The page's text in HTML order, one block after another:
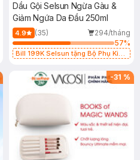
Dầu Gội Selsun Ngừa Gàu &
Giảm Ngứa Da Đầu 250ml
4.9 (35)
294/tháng
57%
Bill 199K Selsun tặng Bộ Phụ Kiện
-31 %